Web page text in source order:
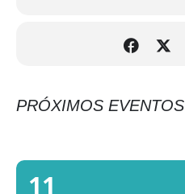
PRÓXIMOS EVENTOS
11